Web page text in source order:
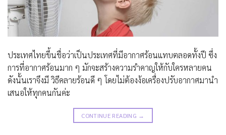
ประเทศไทยขึ้นชื่อว่าเป็นประเทศที่มีอากาศร้อนแทบตลอดทั้งปี ซึ่ง
การที่อากาศร้อนมาก ๆ มักจะสร้างความรำคาญให้กับใครหลายคน
ดังนั้นเราจึงมี วิธีคลายร้อนดี ๆ โดยไม่ต้องง้อเครื่องปรับอากาศมานำ
เสนอให้ทุกคนกันค่ะ
CONTINUE READING →